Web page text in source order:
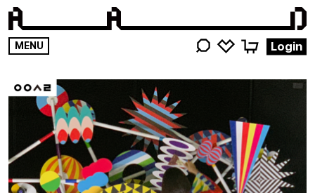
MENU
영감
검색해
Login